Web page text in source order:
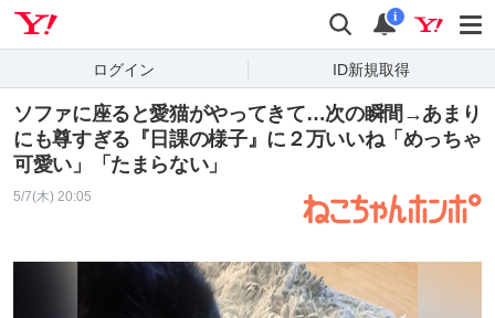
検索 通知
i
ログイン ID新規取得
ソファに座ると愛猫がやってきて…次の瞬間→あまり
にも尊すぎる『日課の様子』に２万いいね「めっちゃ
可愛い」「たまらない」
5/7(木) 20:05